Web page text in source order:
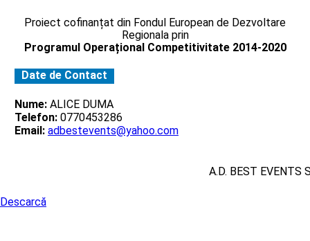
Proiect cofinanțat din Fondul European de Dezvoltare
Regionala prin
Programul Operațional Competitivitate 2014-2020
Date de Contact
Nume: ALICE DUMA
Telefon: 0770453286
Email: adbestevents@yahoo.com
A.D. BEST EVENTS
Descarcă